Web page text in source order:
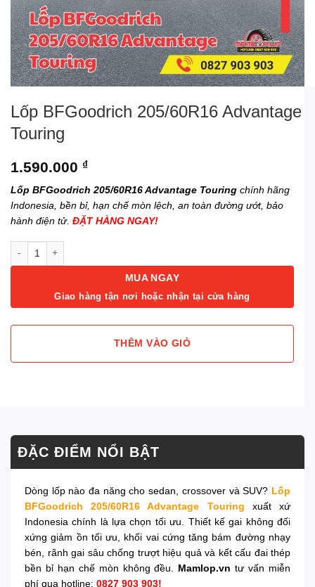
Lốp BFGoodrich 205/60R16 Advantage
Touring
1.590.000 ₫
Lốp BFGoodrich 205/60R16 Advantage Touring chính hãng
Indonesia, bền bỉ, hạn chế mòn lệch, an toàn đường ướt, bảo
hành điện tử. ĐẶT HÀNG NGAY!
MUA NGAY
Giao hàng tận nơi hoặc nhận tại cửa hàng
THÊM VÀO GIỎ
ĐẶC ĐIỂM NỔI BẬT
Dòng lốp nào đa năng cho sedan, crossover và SUV? Lốp
BFGoodrich 205/60R16 Advantage Touring xuất xứ
Indonesia chính là lựa chọn tối ưu. Thiết kế gai không đối
xứng giảm ồn tối ưu, khối vai cứng tăng bám đường nhạy
bén, rãnh gai sâu chống trượt hiệu quả và kết cấu đai thép
bền bỉ hạn chế mòn không đều. Mamlop.vn tư vấn miễn
phí qua hotline: 0827 903 903!